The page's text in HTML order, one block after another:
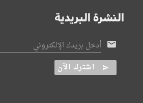
النشرة البريدية
أدخل بريدك الإلكتروني
اشترك الآن